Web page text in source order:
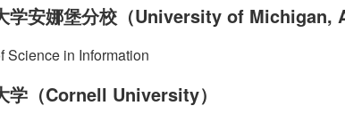
学安娜堡分校（University of Michigan,
Science in Information
学（Cornell University）